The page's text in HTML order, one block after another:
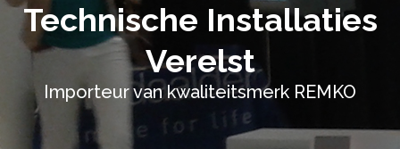
Technische Installaties
Verelst
Importeur van kwaliteitsmerk REMKO